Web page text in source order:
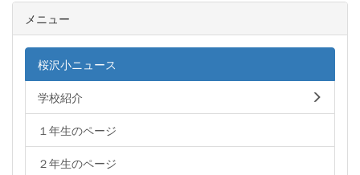
メニュー
桜沢小ニュース
学校紹介
１年生のページ
２年生のページ